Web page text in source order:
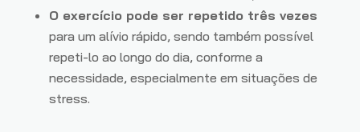
O exercício pode ser repetido três vezes
para um alívio rápido, sendo também possível
repeti-lo ao longo do dia, conforme a
necessidade, especialmente em situações de
stress.